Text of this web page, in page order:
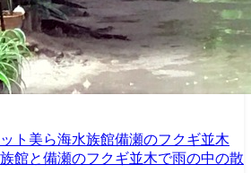
ト 美ら海水族館備瀬のフクギ並木
館と備瀬のフクギ並木で雨の中の散